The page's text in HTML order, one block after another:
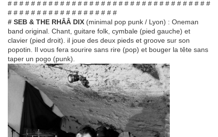
# # # # # # # # # # # # # # # # # # # # # # # # # # # # # # # # # # #
# # # # # # # # # # # # # # # # # # #
# SEB & THE RHÂÂ DIX (minimal pop punk / Lyon) : Oneman
band original. Chant, guitare folk, cymbale (pied gauche) et
clavier (pied droit). il joue des deux pieds et groove sur son
popotin. Il vous fera sourire sans rire (pop) et bouger la tête sans
taper un pogo (punk).